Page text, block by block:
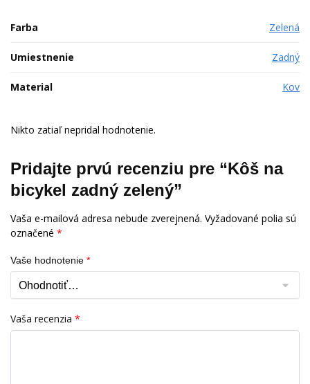
Farba Zelená
Umiestnenie Zadný
Material Kov
Nikto zatiaľ nepridal hodnotenie.
Pridajte prvú recenziu pre “Kôš na
bicykel zadný zelený”
Vaša e-mailová adresa nebude zverejnená. Vyžadované polia sú
označené *
Vaše hodnotenie *
Vaša recenzia *